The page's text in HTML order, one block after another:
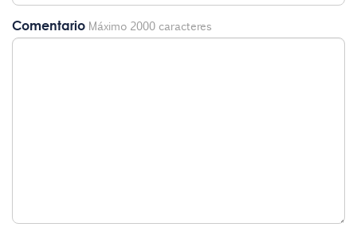
Comentario Máximo 2000 caracteres